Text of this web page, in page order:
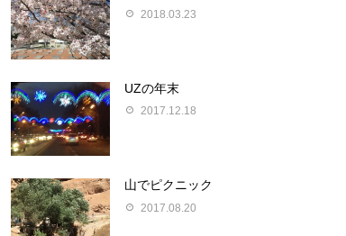
2018.03.23
UZの年末
2017.12.18
山でピクニック
2017.08.20